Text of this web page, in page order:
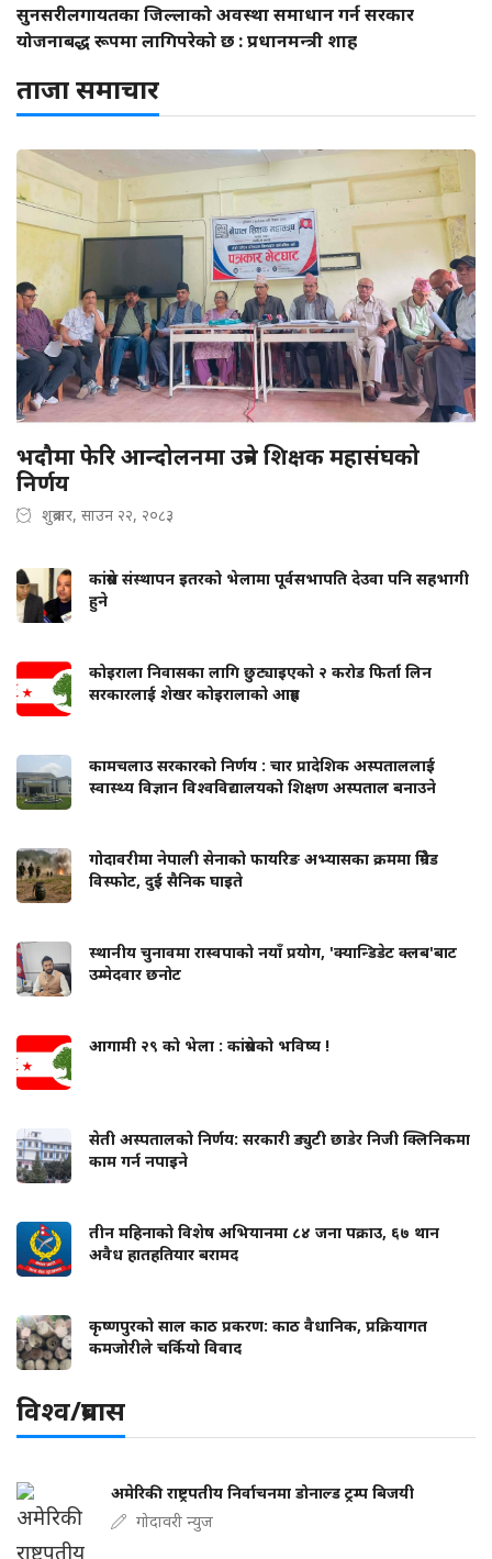
सुनसरीलगायतका जिल्लाको अवस्था समाधान गर्न सरकार
योजनाबद्ध रूपमा लागिपरेको छ : प्रधानमन्त्री शाह
ताजा समाचार
भदौमा फेरि आन्दोलनमा उत्रने शिक्षक महासंघको
निर्णय
शुक्रबार, साउन २२, २०८३
कांग्रेस संस्थापन इतरको भेलामा पूर्वसभापति देउवा पनि सहभागी
हुने
कोइराला निवासका लागि छुट्याइएको २ करोड फिर्ता लिन
सरकारलाई शेखर कोइरालाको आग्रह
कामचलाउ सरकारको निर्णय : चार प्रादेशिक अस्पताललाई
स्वास्थ्य विज्ञान विश्वविद्यालयको शिक्षण अस्पताल बनाउने
गोदावरीमा नेपाली सेनाको फायरिङ अभ्यासका क्रममा ग्रिनेड
विस्फोट, दुई सैनिक घाइते
स्थानीय चुनावमा रास्वपाको नयाँ प्रयोग, 'क्यान्डिडेट क्लब'बाट
उम्मेदवार छनोट
आगामी २९ को भेला : कांग्रेसको भविष्य !
सेती अस्पतालको निर्णय: सरकारी ड्युटी छाडेर निजी क्लिनिकमा
काम गर्न नपाइने
तीन महिनाको विशेष अभियानमा ८४ जना पक्राउ, ६७ थान
अवैध हातहतियार बरामद
कृष्णपुरको साल काठ प्रकरण: काठ वैधानिक, प्रक्रियागत
कमजोरीले चर्कियो विवाद
विश्व/प्रबास
अमेरिकी राष्ट्रपतीय निर्वाचनमा डोनाल्ड ट्रम्प बिजयी
गोदावरी न्युज